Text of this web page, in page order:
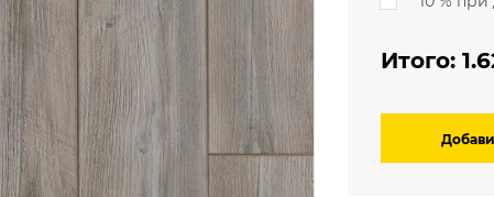
Итого: